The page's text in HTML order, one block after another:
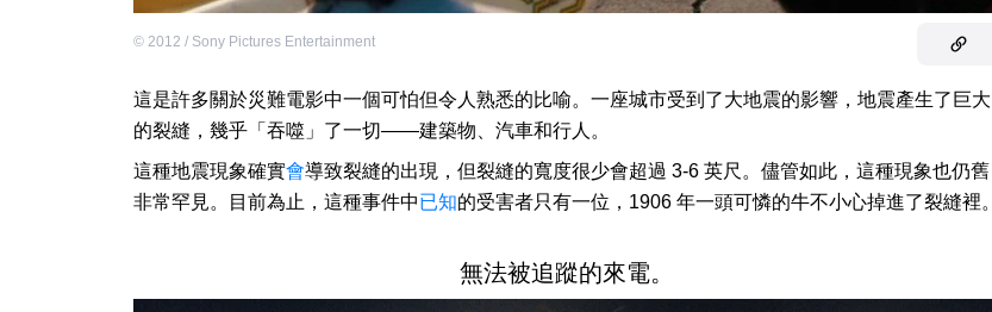
© 2012 / Sony Pictures Entertainment
這是許多關於災難電影中一個可怕但令人熟悉的比喻。一座城市受到了大地震的影響，地震產生了巨大
的裂縫，幾乎「吞噬」了一切——建築物、汽車和行人。
這種地震現象確實會導致裂縫的出現，但裂縫的寬度很少會超過 3-6 英尺。儘管如此，這種現象也仍舊
非常罕見。目前為止，這種事件中已知的受害者只有一位，1906 年一頭可憐的牛不小心掉進了裂縫裡。
無法被追蹤的來電。